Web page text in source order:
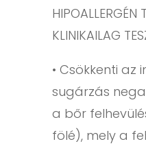
HIPOALLERGÉN
KLINIKAILAG
• Csökkenti az
sugárzás
a bőr
fölé), mely a